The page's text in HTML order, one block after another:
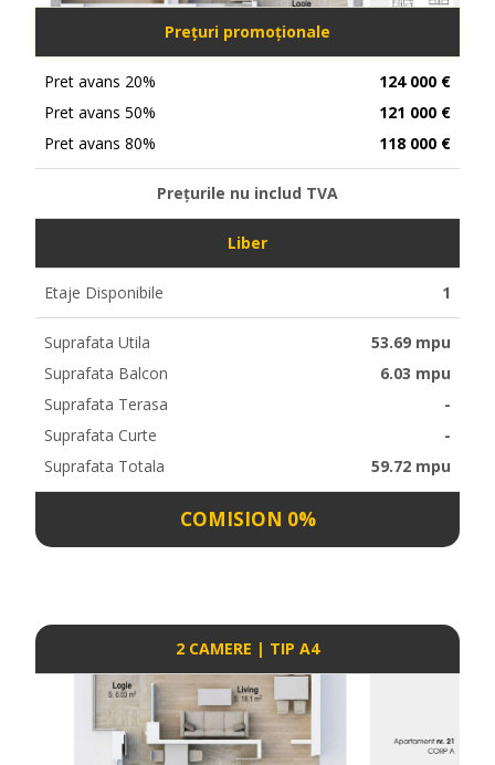
Prețuri promoționale
Pret avans 20%
Pret avans 50%
Pret avans 80%
124 000 €
121 000 €
118 000 €
Prețurile nu includ TVA
Liber
Etaje Disponibile 1
Suprafata Utila
Suprafata Balcon
Suprafata Terasa
Suprafata Curte
Suprafata Totala
53.69 mpu
6.03 mpu
-
-
59.72 mpu
COMISION 0%
2 CAMERE | TIP A4